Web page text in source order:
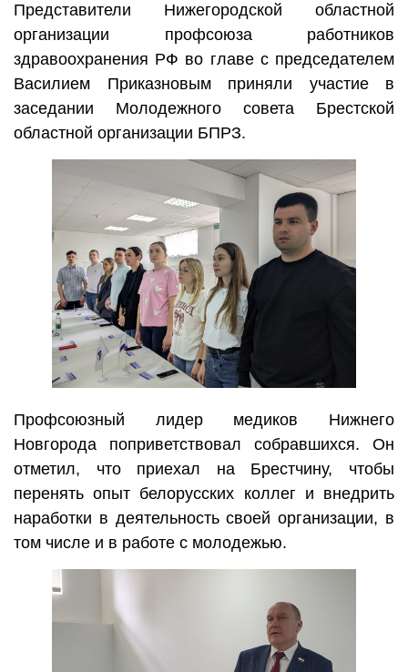
Представители Нижегородской областной
организации профсоюза работников
здравоохранения РФ во главе с председателем
Василием Приказновым приняли участие в
заседании Молодежного совета Брестской
областной организации БПРЗ.
Профсоюзный лидер медиков Нижнего
Новгорода поприветствовал собравшихся. Он
отметил, что приехал на Брестчину, чтобы
перенять опыт белорусских коллег и внедрить
наработки в деятельность своей организации, в
том числе и в работе с молодежью.